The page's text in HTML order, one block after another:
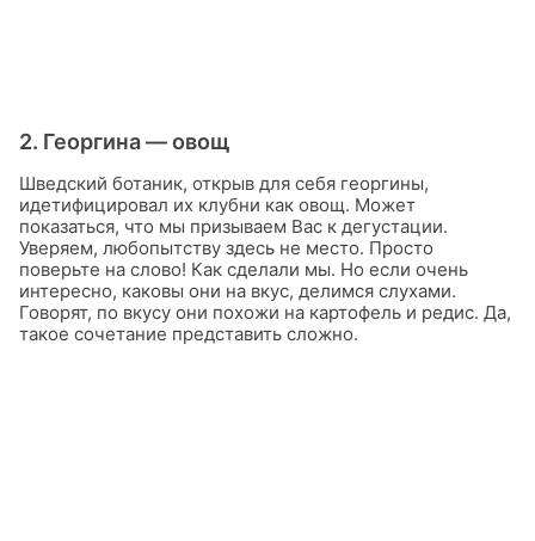
2. Георгина — овощ
Шведский ботаник, открыв для себя георгины,
идетифицировал их клубни как овощ. Может
показаться, что мы призываем Вас к дегустации.
Уверяем, любопытству здесь не место. Просто
поверьте на слово! Как сделали мы. Но если очень
интересно, каковы они на вкус, делимся слухами.
Говорят, по вкусу они похожи на картофель и редис. Да,
такое сочетание представить сложно.